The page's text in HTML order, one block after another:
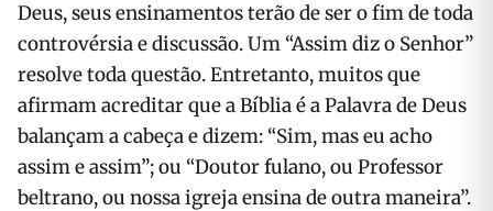
Deus, seus ensinamentos terão de ser o fim de toda
controvérsia e discussão. Um “Assim diz o Senhor”
resolve toda questão. Entretanto, muitos que
afirmam acreditar que a Bíblia é a Palavra de Deus
balançam a cabeça e dizem: “Sim, mas eu acho
assim e assim”; ou “Doutor fulano, ou Professor
beltrano, ou nossa igreja ensina de outra maneira”.